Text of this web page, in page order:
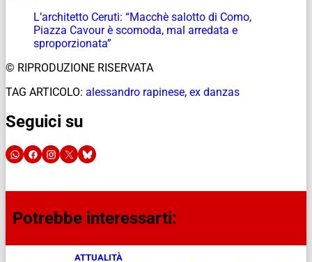
L’architetto Ceruti: “Macchè salotto di Como,
Piazza Cavour è scomoda, mal arredata e
sproporzionata”
© RIPRODUZIONE RISERVATA
TAG ARTICOLO: alessandro rapinese, ex danzas
Seguici su
Potrebbe interessarti:
ATTUALITÀ